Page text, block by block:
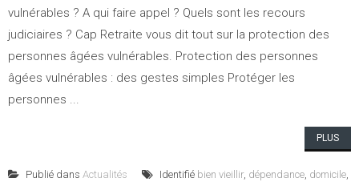
vulnérables ? A qui faire appel ? Quels sont les recours
judiciaires ? Cap Retraite vous dit tout sur la protection des
personnes âgées vulnérables. Protection des personnes
âgées vulnérables : des gestes simples Protéger les
personnes ...
PLUS
Publié dans Actualités Identifié bien vieillir, dépendance, domicile,